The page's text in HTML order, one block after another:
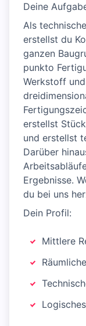
Deine
Als
erstellst du
ganzen
punkto
Werkstoff
erstellst
und erstellst
Darüber
Ergebnisse.
du bei uns
Dein Profil:
Mittlere